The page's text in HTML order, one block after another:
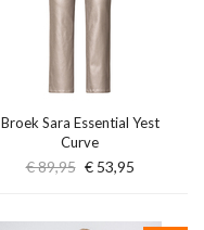
Broek Sara Essential Yest
Curve
€ 89,95 € 53,95